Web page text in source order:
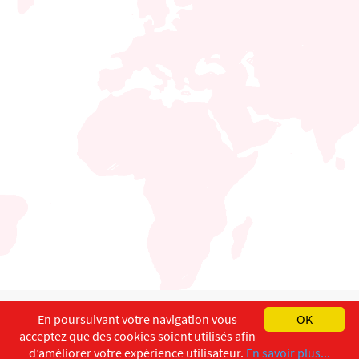
English Français
Copyright ©ISEC-AdW Impressum
OK
En poursuivant votre navigation vous
acceptez que des cookies soient utilisés afin
d’améliorer votre expérience utilisateur. En savoir plus...